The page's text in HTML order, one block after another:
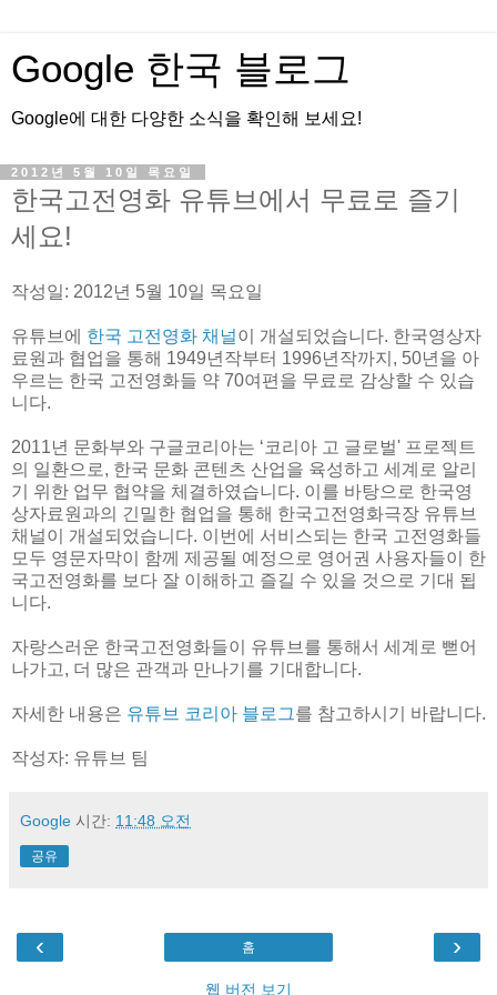
Google 한국 블로그
Google에 대한 다양한 소식을 확인해 보세요!
2012년 5월 10일 목요일
한국고전영화 유튜브에서 무료로 즐기
세요!
작성일: 2012년 5월 10일 목요일
유튜브에 한국 고전영화 채널이 개설되었습니다. 한국영상자
료원과 협업을 통해 1949년작부터 1996년작까지, 50년을 아
우르는 한국 고전영화들 약 70여편을 무료로 감상할 수 있습
니다.
2011년 문화부와 구글코리아는 ‘코리아 고 글로벌' 프로젝트
의 일환으로, 한국 문화 콘텐츠 산업을 육성하고 세계로 알리
기 위한 업무 협약을 체결하였습니다. 이를 바탕으로 한국영
상자료원과의 긴밀한 협업을 통해 한국고전영화극장 유튜브
채널이 개설되었습니다. 이번에 서비스되는 한국 고전영화들
모두 영문자막이 함께 제공될 예정으로 영어권 사용자들이 한
국고전영화를 보다 잘 이해하고 즐길 수 있을 것으로 기대 됩
니다.
자랑스러운 한국고전영화들이 유튜브를 통해서 세계로 뻗어
나가고, 더 많은 관객과 만나기를 기대합니다.
자세한 내용은 유튜브 코리아 블로그를 참고하시기 바랍니다.
작성자: 유튜브 팀
Google 시간: 11:48 오전
공유
‹ ›
홈
웹 버전 보기